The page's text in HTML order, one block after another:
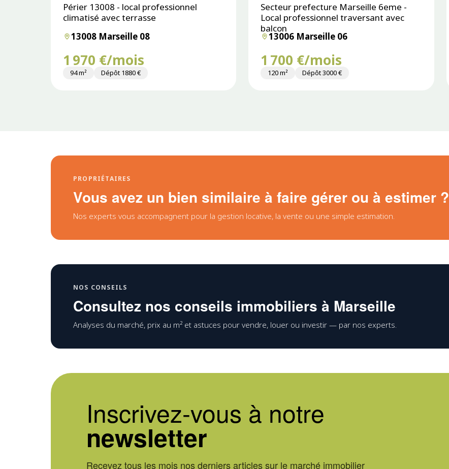
Périer 13008 - local professionnel
climatisé avec terrasse
13008 Marseille 08
1 970 €/mois
94 m² Dépôt 1880 €
Secteur prefecture Marseille 6eme -
Local professionnel traversant avec
balcon
13006 Marseille 06
1 700 €/mois
120 m² Dépôt 3000 €
PROPRIÉTAIRES
Vous avez un bien similaire à faire gérer ou à estimer ?
Nos experts vous accompagnent pour la gestion locative, la vente ou une simple estimation.
NOS CONSEILS
Consultez nos conseils immobiliers à Marseille
Analyses du marché, prix au m² et astuces pour vendre, louer ou investir — par nos experts.
Inscrivez-vous à notre
newsletter
Recevez tous les mois nos derniers articles sur le marché immobilier